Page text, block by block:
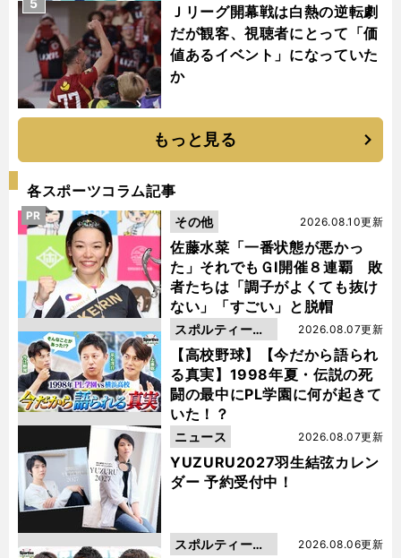
Ｊリーグ開幕戦は白熱の逆転劇
だが観客、視聴者にとって「価
値あるイベント」になっていた
か
5
もっと見る
各スポーツコラム記事
佐藤水菜「一番状態が悪かっ
た」それでもＧⅠ開催８連覇 敗
者たちは「調子がよくても抜け
ない」「すごい」と脱帽
2026.08.10更新
その他
PR
【高校野球】【今だから語られ
る真実】1998年夏・伝説の死
闘の最中にPL学園に何が起きて
いた！？
2026.08.07更新
スポルティーバ
動画
YUZURU2027羽生結弦カレン
ダー 予約受付中！
2026.08.07更新
ニュース
2026.08.06更新
スポルティーバ